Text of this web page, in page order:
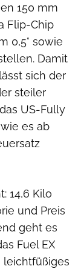
150 mm
Flip-Chip
0,5° sowie
Damit
sich der
steiler
US-Fully
es ab
14,6 Kilo
und Preis
geht es
Fuel EX
leichtfüßiges